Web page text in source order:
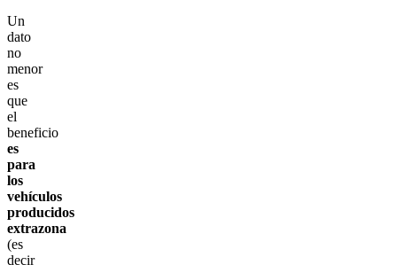
Un
dato
no
menor
es
que
el
beneficio
es
para
los
vehículos
producidos
extrazona
(es
decir